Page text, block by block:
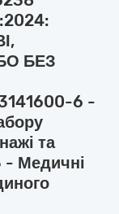
БЕЗ
6 -
та
- Медичні